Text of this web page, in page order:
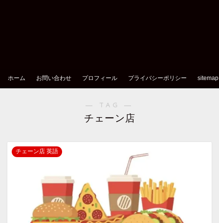
ホーム お問い合わせ プロフィール プライバシーポリシー sitemap
― TAG ―
チェーン店
チェーン店 英語